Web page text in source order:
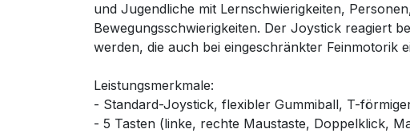
und Jugendliche mit Lernschwierigkeiten,
Bewegungsschwierigkeiten. Der Joystick reagiert
werden, die auch bei eingeschränkter Feinmotorik
Leistungsmerkmale:
- Standard-Joystick, flexibler Gummiball, T-
- 5 Tasten (linke, rechte Maustaste, Doppelklick,